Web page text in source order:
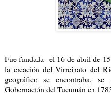
Fue fundada el 16 de abril de
la creación del Virreinato del
geográfico se encontraba,
Gobernación del Tucumán en